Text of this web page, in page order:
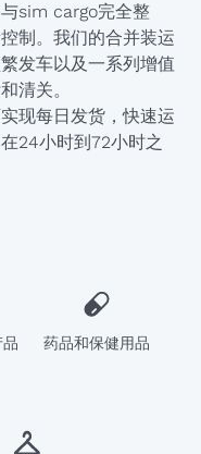
sim cargo完全整
制。我们的合并装运
发车以及一系列增值
清关。
现每日发货，快速运
24小时到72小时之
药品和保健用品